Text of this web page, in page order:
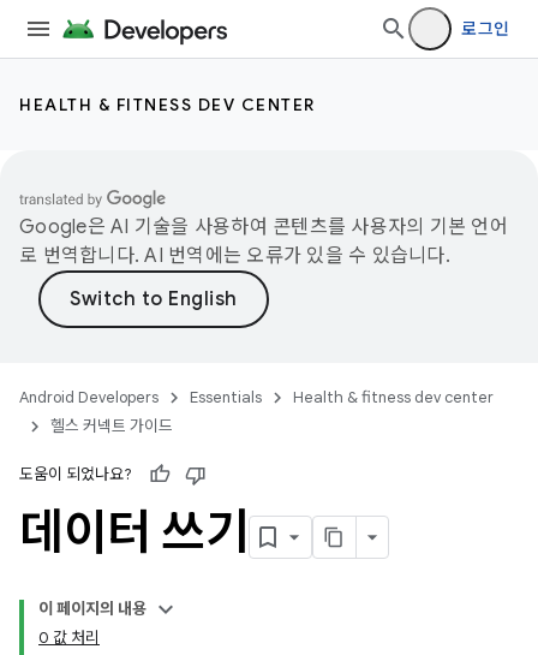
로그인
HEALTH & FITNESS DEV CENTER
Google은 AI 기술을 사용하여 콘텐츠를 사용자의 기본 언어
로 번역합니다. AI 번역에는 오류가 있을 수 있습니다.
Android Developers Essentials
Health & fitness dev center
헬스 커넥트 가이드
도움이 되었나요?
데이터 쓰기
이 페이지의 내용
0 값 처리